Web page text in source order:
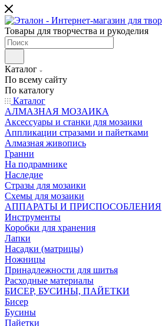
Товары для творчества и рукоделия
Каталог
По всему сайту
По каталогу
Каталог
АЛМАЗНАЯ МОЗАИКА
Аксессуары и станки для мозаики
Аппликации стразами и пайетками
Алмазная живопись
Гранни
На подрамнике
Наследие
Стразы для мозаики
Схемы для мозаики
АППАРАТЫ И ПРИСПОСОБЛЕНИЯ
Инструменты
Коробки для хранения
Лапки
Насадки (матрицы)
Ножницы
Принадлежности для шитья
Расходные материалы
БИСЕР, БУСИНЫ, ПАЙЕТКИ
Бисер
Бусины
Пайетки